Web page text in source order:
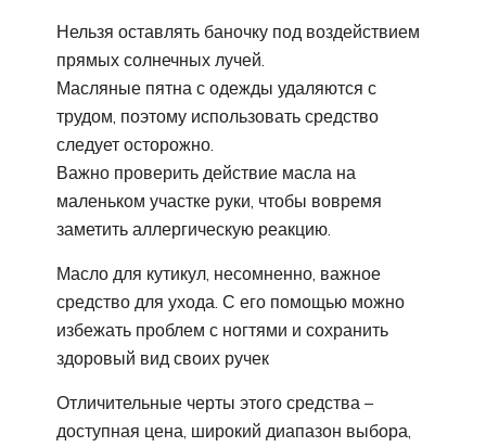
Нельзя оставлять баночку под воздействием
прямых солнечных лучей.
Масляные пятна с одежды удаляются с
трудом, поэтому использовать средство
следует осторожно.
Важно проверить действие масла на
маленьком участке руки, чтобы вовремя
заметить аллергическую реакцию.
Масло для кутикул, несомненно, важное
средство для ухода. С его помощью можно
избежать проблем с ногтями и сохранить
здоровый вид своих ручек
Отличительные черты этого средства –
доступная цена, широкий диапазон выбора,